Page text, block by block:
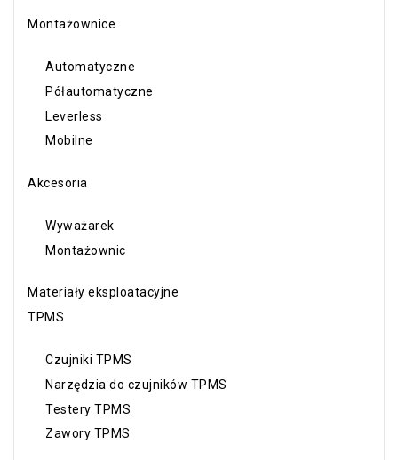
Montażownice
Automatyczne
Półautomatyczne
Leverless
Mobilne
Akcesoria
Wyważarek
Montażownic
Materiały eksploatacyjne
TPMS
Czujniki TPMS
Narzędzia do czujników TPMS
Testery TPMS
Zawory TPMS